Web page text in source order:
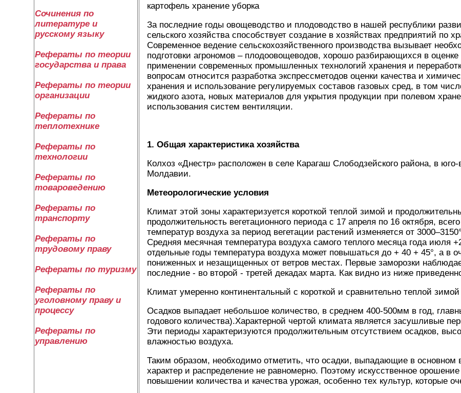
Сочинения по
литературе и
русскому языку
Рефераты по теории
государства и права
Рефераты по теории
организации
Рефераты по
теплотехнике
Рефераты по
технологии
Рефераты по
товароведению
Рефераты по
транспорту
Рефераты по
трудовому праву
Рефераты по туризму
Рефераты по
уголовному праву и
процессу
Рефераты по
управлению
картофель хранение уборка
За последние годы овощеводство и плодоводство в нашей республики
сельского хозяйства способствует создание в хозяйствах предприятий по
Современное ведение сельскохозяйственного производства вызывает
подготовки агрономов – плодоовощеводов, хорошо разбирающихся в
применении современных промышленных технологий хранения и
вопросам относится разработка экспрессметодов оценки качества и
хранения и использование регулируемых составов газовых сред, в том
жидкого азота, новых материалов для укрытия продукции при полевом
использования систем вентиляции.
1. Общая характеристика хозяйства
Колхоз «Днестр» расположен в селе Карагаш Слободзейского района, в юго-
Молдавии.
Метеорологические условия
Климат этой зоны характеризуется короткой теплой зимой и
продолжительность вегетационного периода с 17 апреля по 16 октября,
температур воздуха за период вегетации растений изменяется от
Средняя месячная температура воздуха самого теплого месяца года июля
отдельные годы температура воздуха может повышаться до + 40 + 45°, а в
пониженных и незащищенных от ветров местах. Первые заморозки
последние - во второй - третей декадах марта. Как видно из ниже
Климат умеренно континентальный с короткой и сравнительно теплой
Осадков выпадает небольшое количество, в среднем 400-500мм в год,
годового количества).Характерной чертой климата является засушливые
Эти периоды характеризуются продолжительным отсутствием осадков,
влажностью воздуха.
Таким образом, необходимо отметить, что осадки, выпадающие в основном
характер и распределение не равномерно. Поэтому искусственное
повышении количества и качества урожая, особенно тех культур, которые